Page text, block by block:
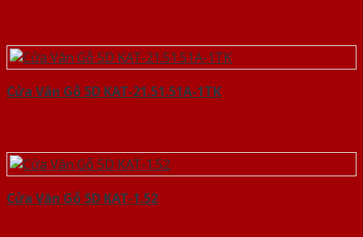
Cửa Vân Gỗ 5D KAT-21.51.51A-1TK
Cửa Vân Gỗ 5D KAT-1.52